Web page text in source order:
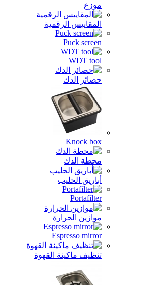
موزع
المقاييس الرقمية
Puck screen
WDT tool
حصائر الدك
Knock box
محطة الدك
أباريق الحليب
Portafilter
موازين الحرارة
Espresso mirror
تنظيف ماكينة القهوة